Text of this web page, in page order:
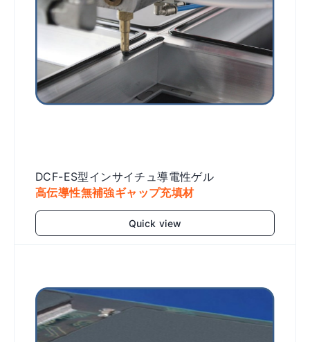
DCF-ES型インサイチュ導電性ゲル
高伝導性無補強ギャップ充填材
Quick view